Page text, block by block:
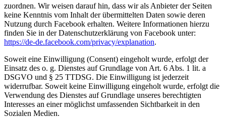
zuordnen. Wir weisen darauf hin, dass wir als Anbieter der Seiten
keine Kenntnis vom Inhalt der übermittelten Daten sowie deren
Nutzung durch Facebook erhalten. Weitere Informationen hierzu
finden Sie in der Datenschutzerklärung von Facebook unter:
https://de-de.facebook.com/privacy/explanation.
Soweit eine Einwilligung (Consent) eingeholt wurde, erfolgt der
Einsatz des o. g. Dienstes auf Grundlage von Art. 6 Abs. 1 lit. a
DSGVO und § 25 TTDSG. Die Einwilligung ist jederzeit
widerrufbar. Soweit keine Einwilligung eingeholt wurde, erfolgt die
Verwendung des Dienstes auf Grundlage unseres berechtigten
Interesses an einer möglichst umfassenden Sichtbarkeit in den
Sozialen Medien.